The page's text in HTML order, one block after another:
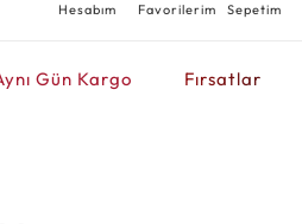
Sepetim
Favorilerim
Hesabım
Gün Kargo Fırsatlar